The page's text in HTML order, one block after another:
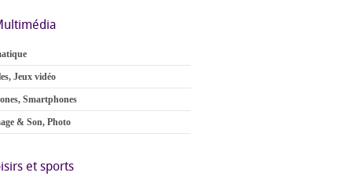
Jeux vidéo
Smartphones
& Son, Photo
et sports